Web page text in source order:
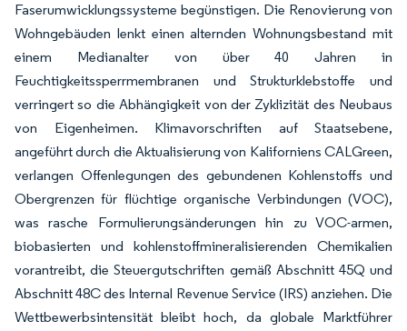
Faserumwicklungssysteme begünstigen. Die Renovierung von
Wohngebäuden lenkt einen alternden Wohnungsbestand mit
einem Medianalter von über 40 Jahren in
Feuchtigkeitssperrmembranen und Strukturklebstoffe und
verringert so die Abhängigkeit von der Zyklizität des Neubaus
von Eigenheimen. Klimavorschriften auf Staatsebene,
angeführt durch die Aktualisierung von Kaliforniens CALGreen,
verlangen Offenlegungen des gebundenen Kohlenstoffs und
Obergrenzen für flüchtige organische Verbindungen (VOC),
was rasche Formulierungsänderungen hin zu VOC-armen,
biobasierten und kohlenstoffmineralisierenden Chemikalien
vorantreibt, die Steuergutschriften gemäß Abschnitt 45Q und
Abschnitt 48C des Internal Revenue Service (IRS) anziehen. Die
Wettbewerbsintensität bleibt hoch, da globale Marktführer